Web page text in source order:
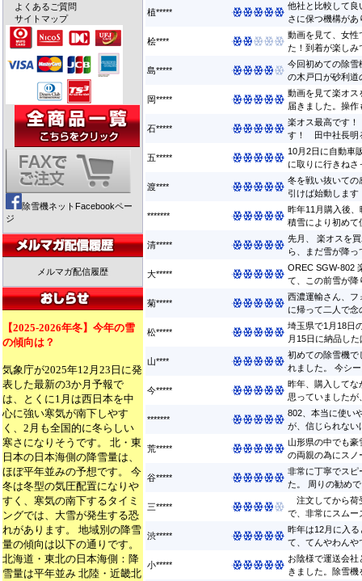
よくあるご質問
サイトマップ
除雪機ネットFacebookペー
ジ
メルマガ配信履歴
【2025-2026年冬】今年の雪
の傾向は？
気象庁が2025年12月23日に発
表した最新の3か月予報で
は、とくに1月は西日本を中
心に強い寒気が南下しやす
く、2月も全国的に冬らしい
寒さになりそうです。 北・東
日本の日本海側の降雪量は、
ほぼ平年並みの予想です。 今
冬は冬型の気圧配置になりや
すく、寒気の南下するタイミ
ングでは、大雪が発生する恐
れがあります。 地域別の降雪
量の傾向は以下の通りです。
北海道・東北の日本海側：降
雪量は平年並み 北陸・近畿北
植*****
他社と比較して良
さに保つ機構が
桧****
動画を見て、女性
た！到着が楽しみ
島*****
今回初めての除雪
の木戸口が砂利道
岡*****
動画を見て楽オス
届きました。操
石*****
楽オス最高です
す！ 田中社長明
五*****
10月2日に自動車
に取りに行きねさ
渡****
冬を戦い抜いて
引けば始動します
*******
昨年11月購入後
積雪により初めて
清*****
先月、 楽オスを
ら、まだ雪が降っ
大*****
OREC SGW-802
て、この前雪が降
菊*****
西濃運輸さん、フ
に帰って二人で
松*****
埼玉県で1月18日
月15日に納品し
山****
初めての除雪機で
れました。 今シ
今*****
昨年、購入してな
思っていました
*******
802、本当に使い
が、信じられない
荒*****
山形県の中でも豪
の両親の為にスノ
谷*****
非常に丁寧でスピ
た。 周りの勧め
三*****
注文してから荷
で、非常にスムー
渋*****
昨年は12月に入
て、てんやわんや
小*****
お陰様で運送会
きました。除雪